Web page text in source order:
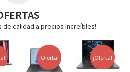
de calidad a precios increíbles!
¡Oferta! ¡Oferta!